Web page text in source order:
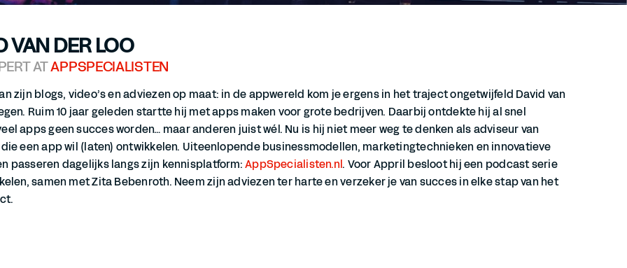
VAN DER LOO
ATAPPSPECIALISTEN
zijn blogs, video’s en adviezen op maat: in de appwereld kom je ergens in het traject ongetwijfeld David van
Ruim 10 jaar geleden startte hij met apps maken voor grote bedrijven. Daarbij ontdekte hij al snel
apps geen succes worden… maar anderen juist wél. Nu is hij niet meer weg te denken als adviseur van
een app wil (laten) ontwikkelen. Uiteenlopende businessmodellen, marketingtechnieken en innovatieve
passeren dagelijks langs zijn kennisplatform:AppSpecialisten.nl. Voor Appril besloot hij een podcast serie
samen met Zita Bebenroth. Neem zijn adviezen ter harte en verzeker je van succes in elke stap van het